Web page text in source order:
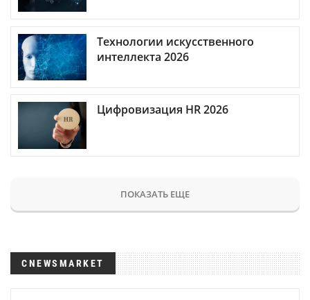
Технологии искусственного
интеллекта 2026
Цифровизация HR 2026
ПОКАЗАТЬ ЕЩЕ
CNEWSMARKET